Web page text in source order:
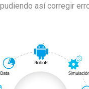
así corregir